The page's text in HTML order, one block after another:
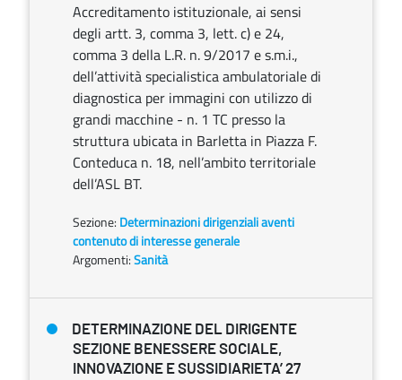
Accreditamento istituzionale, ai sensi
degli artt. 3, comma 3, lett. c) e 24,
comma 3 della L.R. n. 9/2017 e s.m.i.,
dell’attività specialistica ambulatoriale di
diagnostica per immagini con utilizzo di
grandi macchine - n. 1 TC presso la
struttura ubicata in Barletta in Piazza F.
Conteduca n. 18, nell’ambito territoriale
dell’ASL BT.
Sezione: Determinazioni dirigenziali aventi
contenuto di interesse generale
Argomenti:Sanità
DETERMINAZIONE DEL DIRIGENTE
SEZIONE BENESSERE SOCIALE,
INNOVAZIONE E SUSSIDIARIETA’ 27